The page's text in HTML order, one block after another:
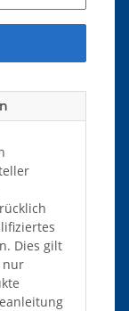
Dies gilt
nur